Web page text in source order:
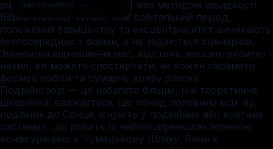
Час симуляції —
рівняння руху в реальному часі методом швидкості
Верле (velocity-Verlet), тож орбітальний період,
положення барицентру та ексцентриситет виникають
безпосередньо з фізики, а не задаються сценарієм.
Змінюючи відношення мас, відстань, ексцентриситет і
нахил, ви можете спостерігати, як кожен параметр
формує орбіти та сумарну криву блиску.
Подвійні зорі — це набагато більше, ніж теоретична
цікавинка: вважається, що понад половина всіх зір,
подібних до Сонця, існують у подвійних або кратних
системах, що робить їх найпоширенішою зоряною
конфігурацією в Чумацькому Шляху. Вони є